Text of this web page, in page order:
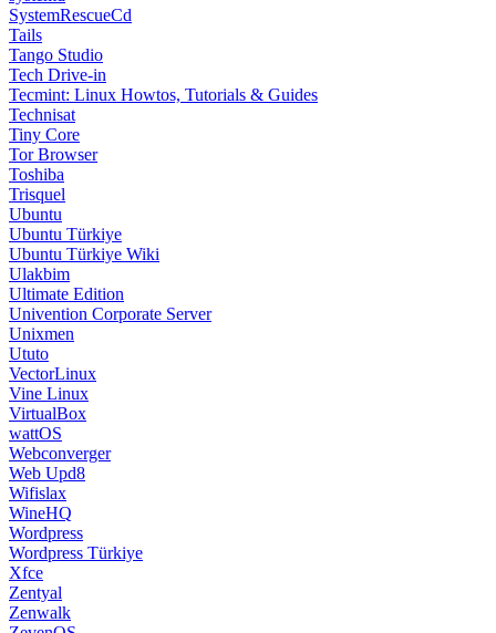
Toshiba
Trisquel
Ubuntu
Ubuntu Türkiye
Ubuntu Türkiye Wiki
Ulakbim
Ultimate Edition
Univention Corporate Server
Unixmen
Ututo
VectorLinux
Vine Linux
VirtualBox
wattOS
Webconverger
Web Upd8
Wifislax
WineHQ
Wordpress
Wordpress Türkiye
Xfce
Zentyal
Zenwalk
ZevenOS
Zorin OS
Etiketler
anonimlik API Arch Linux tabanlı
kodlu
GNU/Linux tabanlı